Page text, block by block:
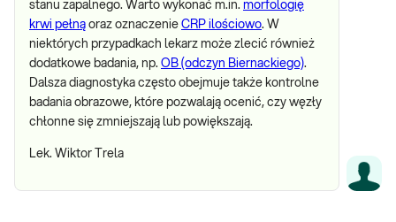
stanu zapalnego. Warto wykonać m.in. morfologię
krwi pełną oraz oznaczenie CRP ilościowo. W
niektórych przypadkach lekarz może zlecić również
dodatkowe badania, np. OB (odczyn Biernackiego).
Dalsza diagnostyka często obejmuje także kontrolne
badania obrazowe, które pozwalają ocenić, czy węzły
chłonne się zmniejszają lub powiększają.
Lek. Wiktor Trela